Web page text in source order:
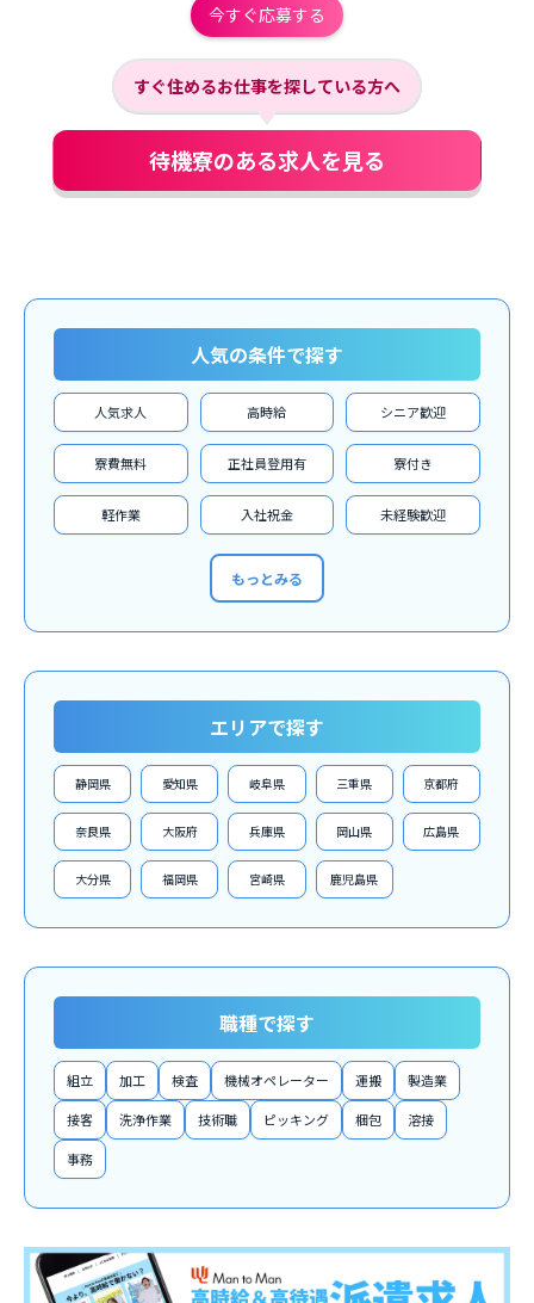
今すぐ応募する
すぐ住めるお仕事を探している方へ
待機寮のある求人を見る
人気の条件で探す
人気求人 高時給 シニア歓迎
寮費無料 正社員登用有 寮付き
軽作業 入社祝金 未経験歓迎
もっとみる
エリアで探す
静岡県 愛知県 岐阜県 三重県 京都府
奈良県 大阪府 兵庫県 岡山県 広島県
大分県 福岡県 宮崎県 鹿児島県
職種で探す
組立 加工 検査 機械オペレーター 運搬 製造業
接客 洗浄作業 技術職 ピッキング 梱包 溶接
事務